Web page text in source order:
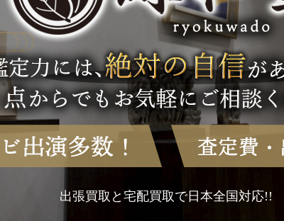
出張買取と宅配買取で日本全国対応!!